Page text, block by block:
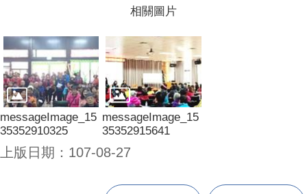
相關圖片
messageImage_15
35352910325
messageImage_15
35352915641
上版日期：107-08-27